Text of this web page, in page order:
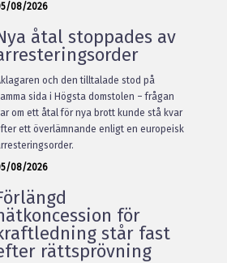
08/2026
åtal stoppades av
och den tilltalade stod på
sida i Högsta domstolen – frågan
om ett åtal för nya brott kunde stå kvar
ett överlämnande enligt en europeisk
08/2026
för
står fast
rättsprövning